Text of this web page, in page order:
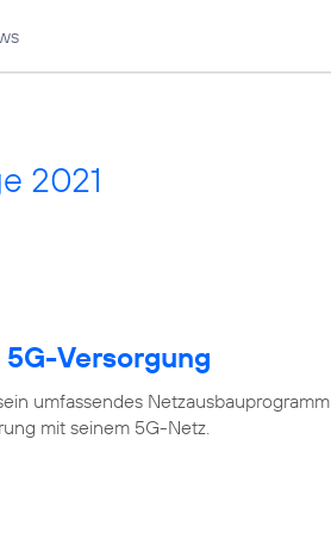
2021
Versorgung
umfassendes Netzausbauprogramm
mit seinem 5G-Netz.